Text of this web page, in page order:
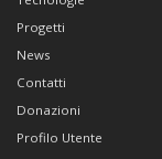
Progetti
News
Contatti
Donazioni
Profilo Utente